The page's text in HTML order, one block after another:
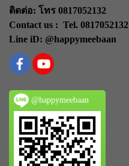
ติดต่อ: โทร 0817052132
Contact us : Tel. 0817052132
Line iD: @happymeebaan
@happymeebaan